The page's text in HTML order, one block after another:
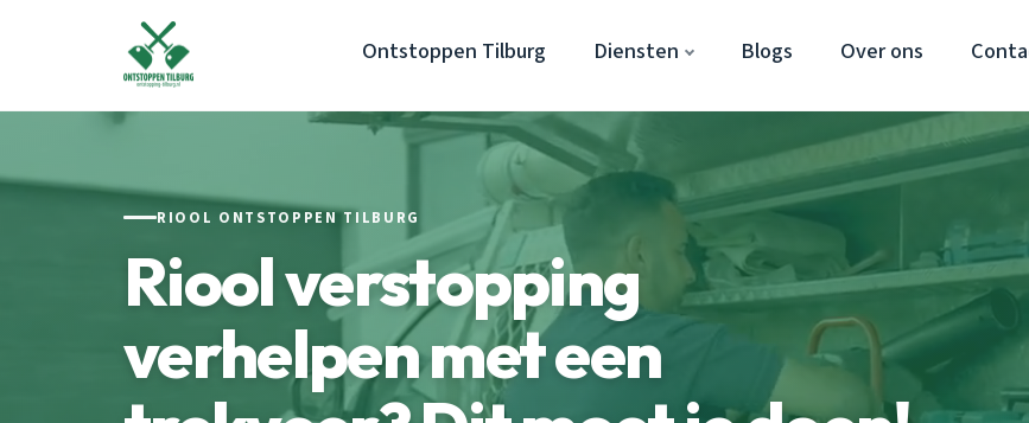
Ontstoppen Tilburg Diensten Blogs Over ons
RIOOL ONTSTOPPEN TILBURG
Riool verstopping
verhelpen met een